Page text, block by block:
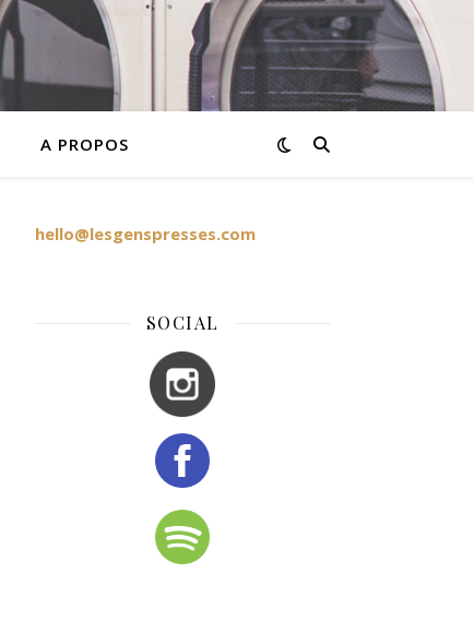
A PROPOS
hello@lesgenspresses.com
SOCIAL